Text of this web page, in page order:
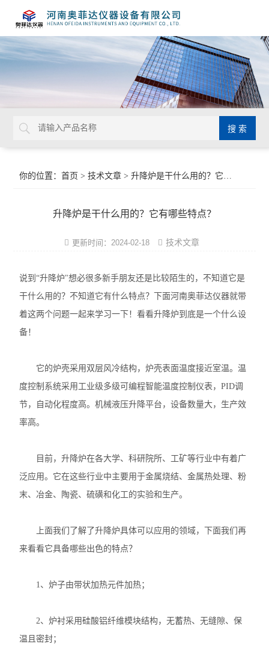
你的位置：首页 >技术文章 > 升降炉是干什么用的？它有哪些特点？
升降炉是干什么用的？它有哪些特点？
更新时间：2024-02-18 技术文章
说到“升降炉"想必很多新手朋友还是比较陌生的，不知道它是
干什么用的？不知道它有什么特点？下面河南奥菲达仪器就带
着这两个问题一起来学习一下！看看升降炉到底是一个什么设
备！
它的炉壳采用双层风冷结构，炉壳表面温度接近室温。温
度控制系统采用工业级多级可编程智能温度控制仪表，PID调
节，自动化程度高。机械液压升降平台，设备数量大，生产效
率高。
目前，升降炉在各大学、科研院所、工矿等行业中有着广
泛应用。它在这些行业中主要用于金属烧结、金属热处理、粉
末、冶金、陶瓷、硫磺和化工的实验和生产。
上面我们了解了升降炉具体可以应用的领域，下面我们再
来看看它具备哪些出色的特点？
1、炉子由带状加热元件加热；
2、炉衬采用硅酸铝纤维模块结构，无蓄热、无缝隙、保
温且密封；